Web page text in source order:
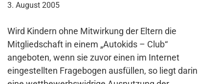
3. August 2005
Wird Kindern ohne Mitwirkung der Eltern die
Mitgliedschaft in einem „Autokids – Club“
angeboten, wenn sie zuvor einen im Internet
eingestellten Fragebogen ausfüllen, so liegt darin